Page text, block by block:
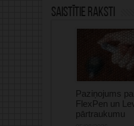
Saistītie raksti
Paziņojums
FlexPen un
pārtraukumu